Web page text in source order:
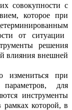
совокупности с
которое при
ным
от ситуации
ументы решения
влияния внешней
измениться при
для
инструменты
рамках которой, в